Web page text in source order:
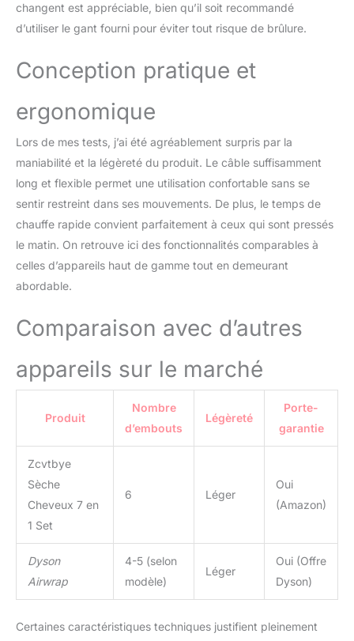
vous, le travail et les
voyages Température et
tous Types de Cheveux :
Le styler cheveux
pour adapter votre
coiffure selon vos
besoins; Choisissez une
chaleur douce pour les
équilibré pour un usage
quotidien ou une
puissance plus élevée
débutants de créer
préféré Soins Capillaires
aux Ions Négatifs : Le
aide à réduire l’électricité
statique et les frisottis
pour des cheveux plus
moteur haute vitesse de
110 000 RPM avec une
coiffage; La brosse
soufflante rotative avec
picots en nylon aide à
démêler les cheveux et
naturel avec une finition
changent est appréciable, bien qu’il soit recommandé
d’utiliser le gant fourni pour éviter tout risque de brûlure.
Conception pratique et
ergonomique
Lors de mes tests, j’ai été agréablement surpris par la
maniabilité et la légèreté du produit. Le câble suffisamment
long et flexible permet une utilisation confortable sans se
sentir restreint dans ses mouvements. De plus, le temps de
chauffe rapide convient parfaitement à ceux qui sont pressés
le matin. On retrouve ici des fonctionnalités comparables à
celles d’appareils haut de gamme tout en demeurant
abordable.
Comparaison avec d’autres
appareils sur le marché
Produit
Nombre
d’embouts
Légèreté
Porte-
garantie
Zcvtbye
Sèche
Cheveux 7 en
1 Set
6 Léger
Oui
(Amazon)
Dyson
Airwrap
4-5 (selon
modèle)
Léger
Oui (Offre
Dyson)
Certaines caractéristiques techniques justifient pleinement